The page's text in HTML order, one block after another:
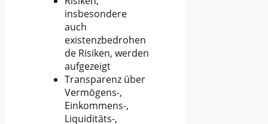
insbesondere
auch
existenzbedrohen
de Risiken, werden
aufgezeigt
Transparenz über
Vermögens-,
Einkommens-,
Liquiditäts-,